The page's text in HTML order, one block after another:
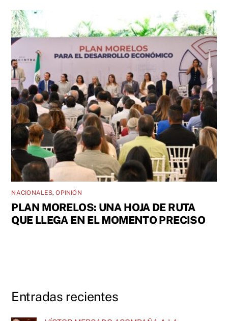
NACIONALES,OPINIÓN
PLAN MORELOS: UNA HOJA DE RUTA
QUE LLEGA EN EL MOMENTO PRECISO
Entradas recientes